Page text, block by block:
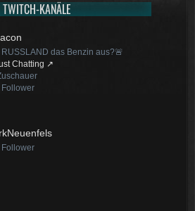
TWITCH-KANÄLE
das Benzin aus?🚨
Chatting
Follower
Follower